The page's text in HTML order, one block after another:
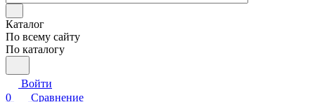
Каталог
По всему сайту
По каталогу
Войти
0
Сравнение